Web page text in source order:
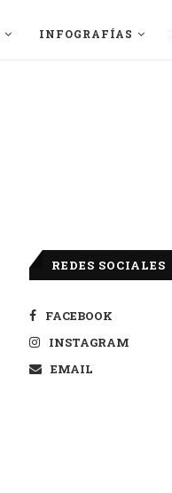
INFOGRAFÍAS
REDES SOCIALES
FACEBOOK
INSTAGRAM
EMAIL